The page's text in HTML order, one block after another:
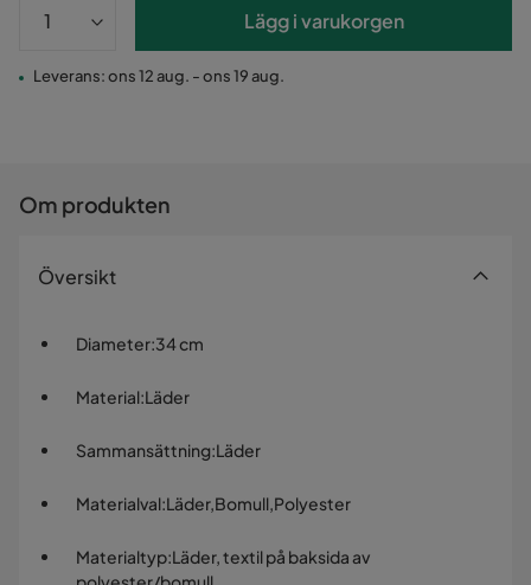
Lägg i varukorgen
Leverans: ons 12 aug. - ons 19 aug.
Om produkten
Översikt
Diameter:34 cm
Material:Läder
Sammansättning:Läder
Materialval:Läder,Bomull,Polyester
Materialtyp:Läder, textil på baksida av